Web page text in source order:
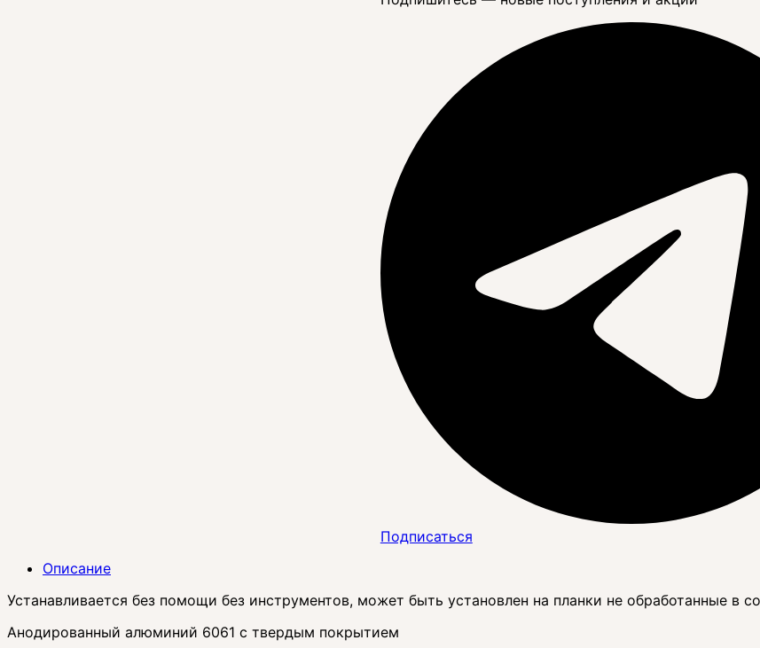
Подписаться
Описание
Устанавливается без помощи без инструментов, может быть установлен на планки не обработанные в
Анодированный алюминий 6061 с твердым покрытием